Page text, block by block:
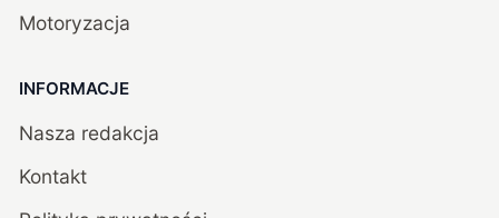
Motoryzacja
INFORMACJE
Nasza redakcja
Kontakt